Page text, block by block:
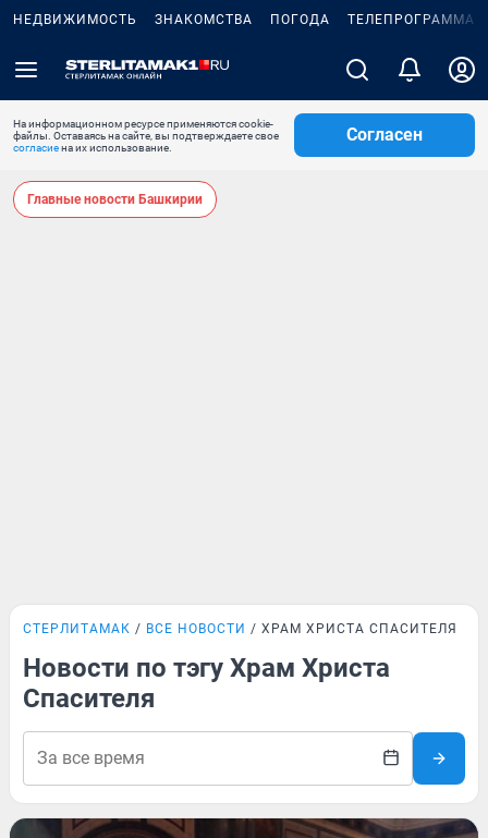
НЕДВИЖИМОСТЬ ЗНАКОМСТВА ПОГОДА ТЕЛЕПРОГРАММА
На информационном ресурсе применяются cookie-
файлы. Оставаясь на сайте, вы подтверждаете свое
согласиена их использование.
Согласен
Главные новости Башкирии
СТЕРЛИТАМАК ВСЕ НОВОСТИ ХРАМ ХРИСТА СПАСИТЕЛЯ
Новости по тэгу Храм Христа
Спасителя